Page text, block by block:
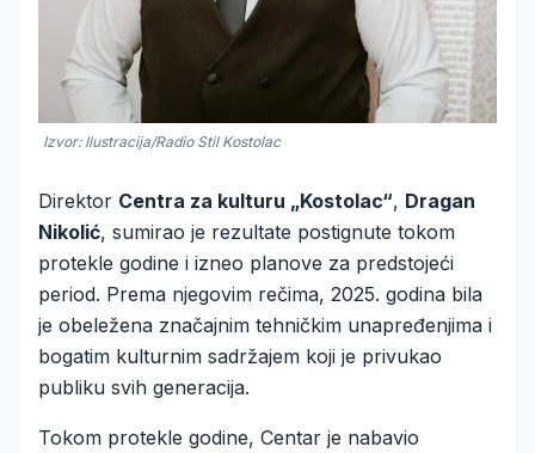
Izvor: Ilustracija/Radio Stil Kostolac
Direktor Centra za kulturu „Kostolac“, Dragan
Nikolić, sumirao je rezultate postignute tokom
protekle godine i izneo planove za predstojeći
period. Prema njegovim rečima, 2025. godina bila
je obeležena značajnim tehničkim unapređenjima i
bogatim kulturnim sadržajem koji je privukao
publiku svih generacija.
Tokom protekle godine, Centar je nabavio